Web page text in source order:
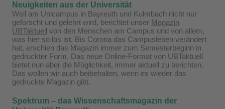
Neuigkeiten aus der Universität
Weil am Unicampus in Bayreuth und Kulmbach nicht nur
geforscht und gelehrt wird, berichtet unser Magazin
UBTaktuell von den Menschen am Campus und von allem,
was hier so los ist. Bis Corona das Campusleben verändert
hat, erschien das Magazin immer zum Semesterbeginn in
gedruckter Form. Das neue Online-Format von UBTaktuell
bietet nun aber die Möglichkeit, immer aktuell zu berichten.
Das wollen wir auch beibehalten, wenn es wieder das
gedruckte Magazin gibt.
Spektrum – das Wissenschaftsmagazin der